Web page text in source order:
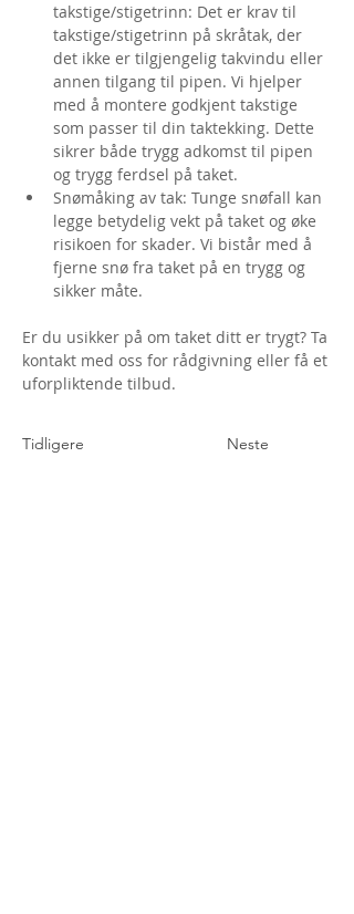
takstige/stigetrinn: Det er krav til
takstige/stigetrinn på skråtak, der
det ikke er tilgjengelig takvindu eller
annen tilgang til pipen. Vi hjelper
med å montere godkjent takstige
som passer til din taktekking. Dette
sikrer både trygg adkomst til pipen
og trygg ferdsel på taket.
Snømåking av tak: Tunge snøfall kan
legge betydelig vekt på taket og øke
risikoen for skader. Vi bistår med å
fjerne snø fra taket på en trygg og
sikker måte.
Er du usikker på om taket ditt er trygt? Ta
kontakt med oss for rådgivning eller få et
uforpliktende tilbud.
Tidligere Neste